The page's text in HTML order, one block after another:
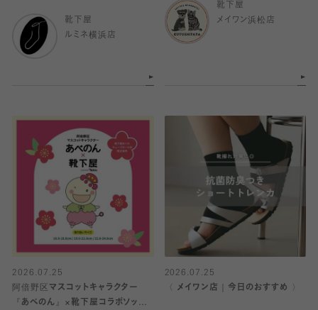
靴下屋
ルミネ横浜店
靴下屋
メイワン浜松店
2026.07.25
阿倍野区マスコットキャラクター
『あべのん』×靴下屋コラボソック
2026.07.25
〈 メイワン店｜今日のおすすめ 〉